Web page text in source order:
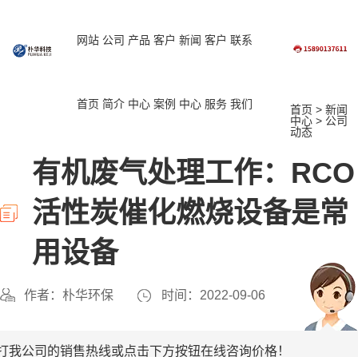
网站
首页
公司
简介
产品
中心
客户
案例
新闻
中心
客户
服务
联系
我们 首页 >新闻
中心 > 公司
动态
有机废气处理工作：RCO
活性炭催化燃烧设备是常
用设备
作者：朴华环保 时间：2022-09-06
公司的销售热线或点击下方按钮在线咨询价格！